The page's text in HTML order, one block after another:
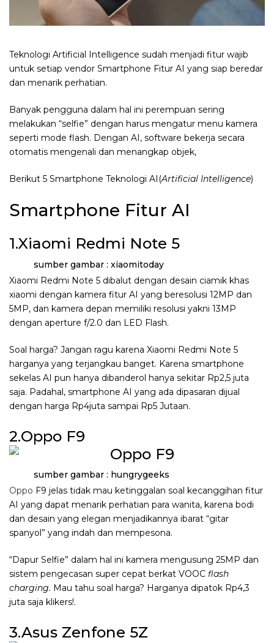
Teknologi Artificial Intelligence sudah menjadi fitur wajib
untuk setiap vendor Smartphone Fitur AI yang siap beredar
dan menarik perhatian.
Banyak pengguna dalam hal ini perempuan sering
melakukan “selfie” dengan harus mengatur menu kamera
seperti mode flash. Dengan AI, software bekerja secara
otomatis mengenali dan menangkap objek,
Berikut 5 Smartphone Teknologi AI(Artificial Intelligence)
Smartphone Fitur AI
1.Xiaomi Redmi Note 5
sumber gambar : xiaomitoday
Xiaomi Redmi Note 5 dibalut dengan desain ciamik khas
xiaomi dengan kamera fitur AI yang beresolusi 12MP dan
5MP, dan kamera depan memiliki resolusi yakni 13MP
dengan aperture f/2.0 dan LED Flash.
Soal harga? Jangan ragu karena Xiaomi Redmi Note 5
harganya yang terjangkau banget. Karena smartphone
sekelas AI pun hanya dibanderol hanya sekitar Rp2,5 juta
saja. Padahal, smartphone AI yang ada dipasaran dijual
dengan harga Rp4juta sampai Rp5 Jutaan.
2.Oppo F9
sumber gambar : hungrygeeks
Oppo F9 jelas tidak mau ketinggalan soal kecanggihan fitur
AI yang dapat menarik perhatian para wanita, karena bodi
dan desain yang elegan menjadikannya ibarat “gitar
spanyol” yang indah dan mempesona.
“Dapur Selfie” dalam hal ini kamera mengusung 25MP dan
sistem pengecasan super cepat berkat VOOC flash
charging. Mau tahu soal harga? Harganya dipatok Rp4,3
juta saja klikers!.
3.Asus Zenfone 5Z